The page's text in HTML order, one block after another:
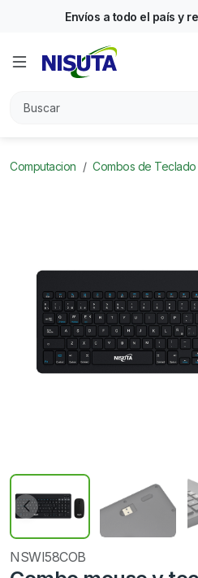
Envíos a todo el país y
Computacion Combos de
NSWI58COB